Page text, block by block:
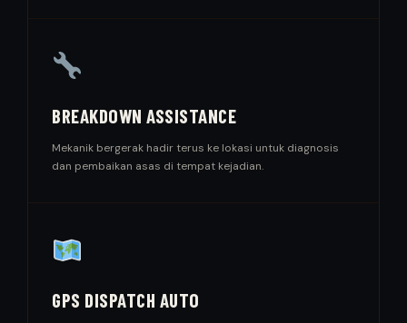
BREAKDOWN ASSISTANCE
Mekanik bergerak hadir terus ke lokasi untuk diagnosis
dan pembaikan asas di tempat kejadian.
GPS DISPATCH AUTO